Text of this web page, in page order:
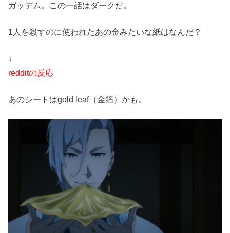
ガッデム。この一話はダークだ。
1人を殺すのに使われたあの金みたいな紙はなんだ？
↓
redditの反応
あのシートはgold leaf（金箔）かも。